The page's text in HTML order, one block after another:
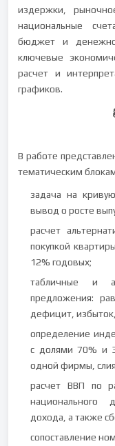
издержки,
национальные
бюджет и
ключевые
расчет и
графиков.
В работе
тематическим
задача на
вывод о росте
расчет
покупкой
12% годовых;
табличные и
предложения:
дефицит,
определение
с долями 70% и
одной фирмы,
расчет ВВП по
национального
дохода, а также
сопоставление